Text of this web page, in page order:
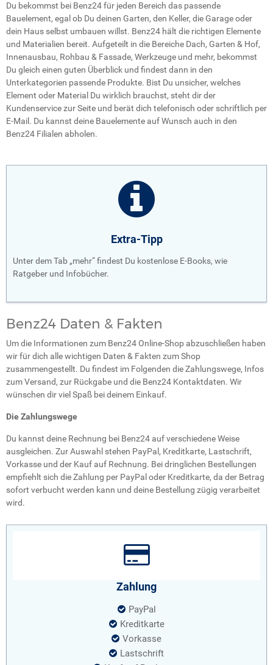
Du bekommst bei Benz24 für jeden Bereich das passende
Bauelement, egal ob Du deinen Garten, den Keller, die Garage oder
dein Haus selbst umbauen willst. Benz24 hält die richtigen Elemente
und Materialien bereit. Aufgeteilt in die Bereiche Dach, Garten & Hof,
Innenausbau, Rohbau & Fassade, Werkzeuge und mehr, bekommst
Du gleich einen guten Überblick und findest dann in den
Unterkategorien passende Produkte. Bist Du unsicher, welches
Element oder Material Du wirklich brauchst, steht dir der
Kundenservice zur Seite und berät dich telefonisch oder schriftlich per
E-Mail. Du kannst deine Bauelemente auf Wunsch auch in den
Benz24 Filialen abholen.
Extra-Tipp
Unter dem Tab „mehr“ findest Du kostenlose E-Books, wie
Ratgeber und Infobücher.
Benz24 Daten & Fakten
Um die Informationen zum Benz24 Online-Shop abzuschließen haben
wir für dich alle wichtigen Daten & Fakten zum Shop
zusammengestellt. Du findest im Folgenden die Zahlungswege, Infos
zum Versand, zur Rückgabe und die Benz24 Kontaktdaten. Wir
wünschen dir viel Spaß bei deinem Einkauf.
Die Zahlungswege
Du kannst deine Rechnung bei Benz24 auf verschiedene Weise
ausgleichen. Zur Auswahl stehen PayPal, Kreditkarte, Lastschrift,
Vorkasse und der Kauf auf Rechnung. Bei dringlichen Bestellungen
empfiehlt sich die Zahlung per PayPal oder Kreditkarte, da der Betrag
sofort verbucht werden kann und deine Bestellung zügig verarbeitet
wird.
Zahlung
PayPal
Kreditkarte
Vorkasse
Lastschrift